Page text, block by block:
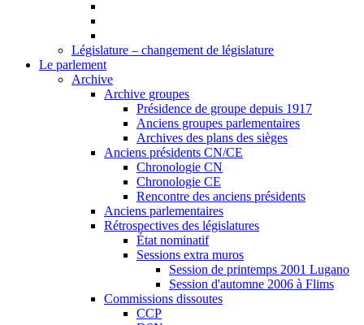
Législature – changement de législature
Le parlement
Archive
Archive groupes
Présidence de groupe depuis 1917
Anciens groupes parlementaires
Archives des plans des sièges
Anciens présidents CN/CE
Chronologie CN
Chronologie CE
Rencontre des anciens présidents
Anciens parlementaires
Rétrospectives des législatures
État nominatif
Sessions extra muros
Session de printemps 2001 Lugano
Session d'automne 2006 à Flims
Commissions dissoutes
CCP